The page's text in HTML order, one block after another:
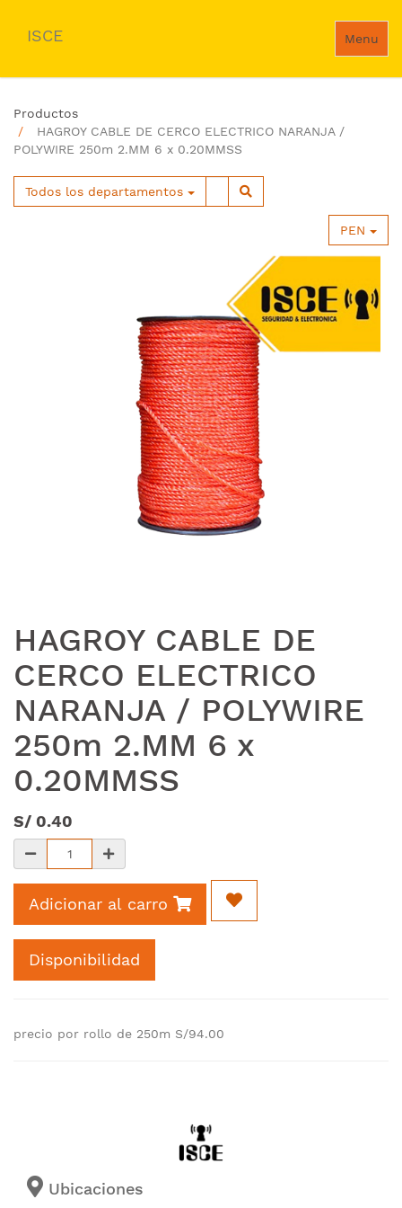
Menu
ISCE
Productos
HAGROY CABLE DE CERCO ELECTRICO NARANJA /
POLYWIRE 250m 2.MM 6 x 0.20MMSS
Todos los departamentos
PEN
HAGROY CABLE DE
CERCO ELECTRICO
NARANJA / POLYWIRE
250m 2.MM 6 x
0.20MMSS
S/ 0.40
Adicionar al carro
Disponibilidad
precio por rollo de 250m S/94.00
Ubicaciones